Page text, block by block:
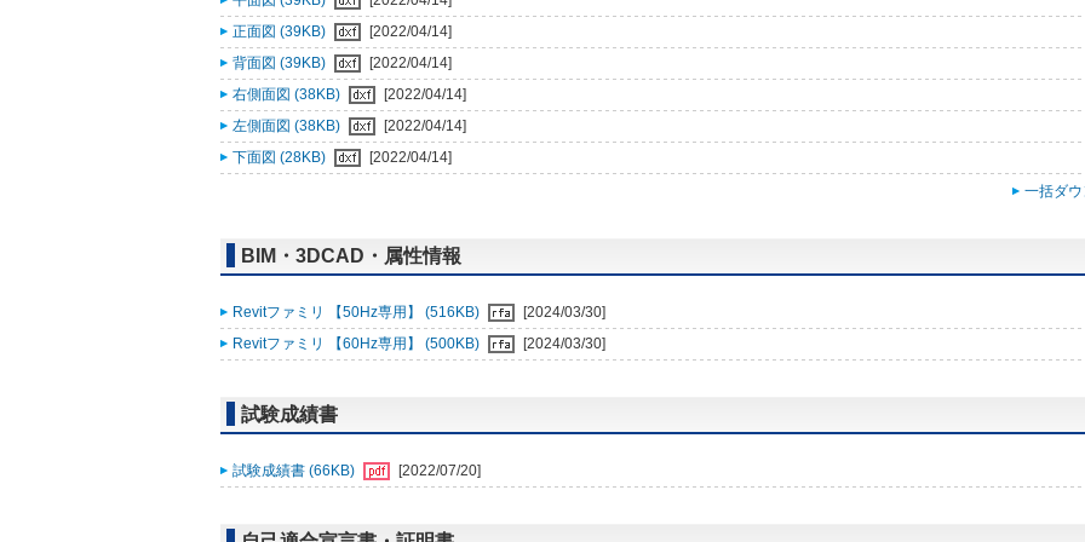
正面図 (39KB)
[2022/04/14]
背面図 (39KB)
[2022/04/14]
右側面図 (38KB)
[2022/04/14]
左側面図 (38KB)
[2022/04/14]
下面図 (28KB)
[2022/04/14]
一括ダ
BIM・3DCAD・属性情報
Revitファミリ 【50Hz専用】 (516KB)
[2024/03/30]
Revitファミリ 【60Hz専用】 (500KB)
[2024/03/30]
試験成績書
試験成績書 (66KB) [2022/07/20]